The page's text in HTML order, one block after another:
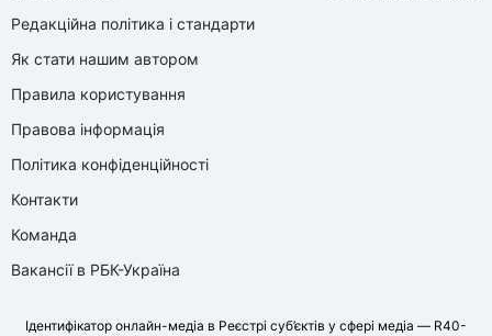
Редакційна політика і стандарти
Як стати нашим автором
Правила користування
Правова інформація
Політика конфіденційності
Контакти
Команда
Вакансії в РБК-Україна
Ідентифікатор онлайн-медіа в Реєстрі суб’єктів у сфері медіа — R40-